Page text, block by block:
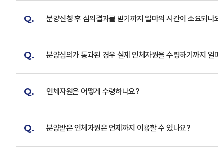
Q. 분양신청 후 심의결과를 받기까지 얼마의 시간이 소요되나
Q. 분양심의가 통과된 경우 실제 인체자원을 수령하기까지 얼
Q. 인체자원은 어떻게 수령하나요?
Q. 분양받은 인체자원은 언제까지 이용할 수 있나요?